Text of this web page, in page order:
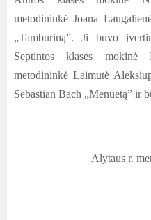
metodininkė Joana
„Tamburiną”. Ji buvo
Septintos klasės
metodininkė Laimutė
Sebastian Bach „Menuetą” ir
Alytaus r.